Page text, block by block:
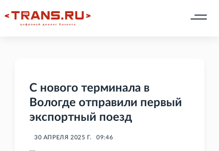
С нового терминала в
Вологде отправили первый
экспортный поезд
30 АПРЕЛЯ 2025 Г. 09:46